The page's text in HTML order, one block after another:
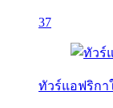
37
ทัวร์แอฟริกา